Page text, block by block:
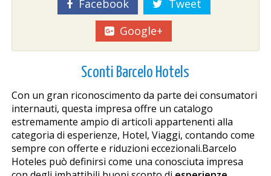
Facebook
Tweet
Google+
Sconti Barcelo Hotels
Con un gran riconoscimento da parte dei consumatori
internauti, questa impresa offre un catalogo
estremamente ampio di articoli appartenenti alla
categoria di esperienze, Hotel, Viaggi, contando come
sempre con offerte e riduzioni eccezionali.Barcelo
Hoteles può definirsi come una conosciuta impresa